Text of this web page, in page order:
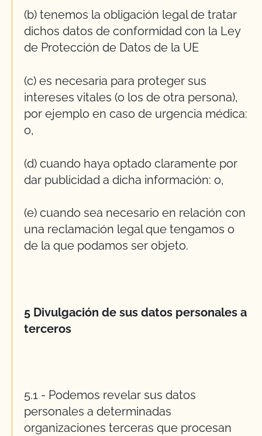
(b) tenemos la obligación legal de tratar
dichos datos de conformidad con la Ley
de Protección de Datos de la UE
(c) es necesaria para proteger sus
intereses vitales (o los de otra persona),
por ejemplo en caso de urgencia médica:
o,
(d) cuando haya optado claramente por
dar publicidad a dicha información: o,
(e) cuando sea necesario en relación con
una reclamación legal que tengamos o
de la que podamos ser objeto.
5 Divulgación de sus datos personales a
terceros
5.1 - Podemos revelar sus datos
personales a determinadas
organizaciones terceras que procesan